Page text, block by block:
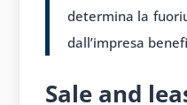
determina la
dall’impresa
Sale and